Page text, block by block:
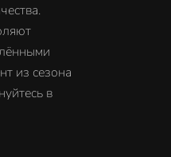
из сезона
в